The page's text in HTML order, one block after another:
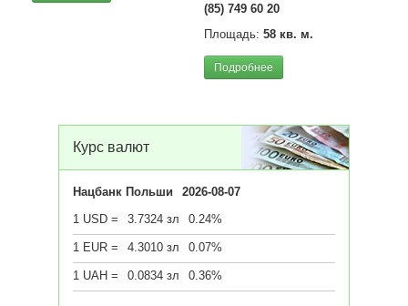
(85) 749 60 20
Площадь: 58 кв. м.
Подробнее
Курс валют
Нацбанк Польши
2026-08-07
1 USD =
3.7324 зл 0.24%
1 EUR = 4.3010 зл 0.07%
1 UAH = 0.0834 зл 0.36%